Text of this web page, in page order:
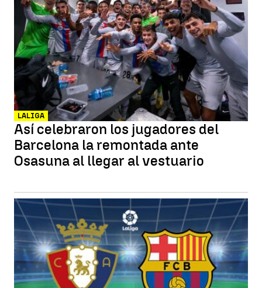
LALIGA
Así celebraron los jugadores del
Barcelona la remontada ante
Osasuna al llegar al vestuario